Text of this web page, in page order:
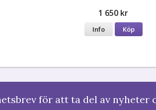
1 650 kr
Info Köp
för att ta del av nyheter